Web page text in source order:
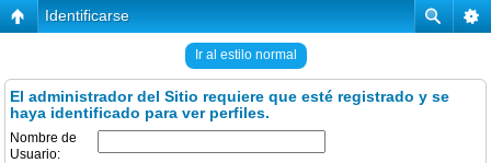
Identificarse
Ir al estilo normal
El administrador del Sitio requiere que esté registrado y se
haya identificado para ver perfiles.
Nombre de
Usuario: